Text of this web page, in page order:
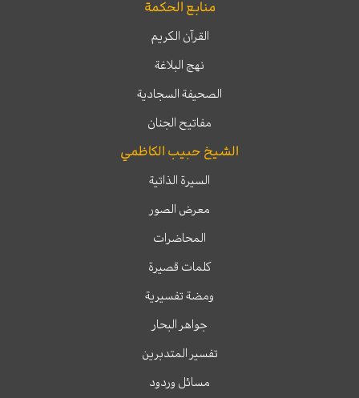
منابع الحكمة
القرآن الكريم
نهج البلاغة
الصحيفة السجادية
مفاتيح الجنان
الشيخ حبيب الكاظمي
السيرة الذاتية
معرض الصور
المحاضرات
كلمات قصيرة
ومضة تفسيرية
جواهر البحار
تفسير المتدبرين
مسائل وردود